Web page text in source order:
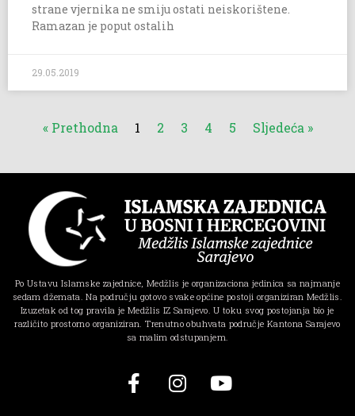
strane vjernika ne smiju ostati neiskorištene.
Ramazan je poput ostalih
29.05.2019
« Prethodna 1 2 3 4 5 Sljedeća »
Po Ustavu Islamske zajednice, Medžlis je organizaciona jedinica sa najmanje
sedam džemata. Na području gotovo svake općine postoji organiziran Medžlis.
Izuzetak od tog pravila je Medžlis IZ Sarajevo. U toku svog postojanja bio je
različito prostorno organiziran. Trenutno obuhvata područje Kantona Sarajevo
sa malim odstupanjem.